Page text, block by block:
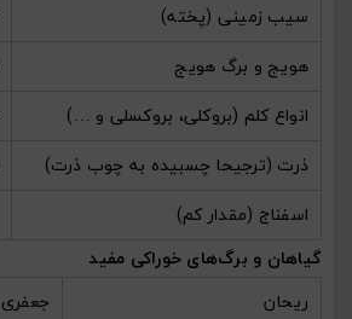
سیب زمینی (پخته)
هویج و برگ هویج
انواع کلم (بروکلی، بروکسلی و …)
ذرت (ترجیحا چسبیده به چوب ذرت)
اسفناج (مقدار کم)
گیاهان و برگ‌های خوراکی مفید
ریحان
جعفری